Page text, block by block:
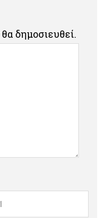
δημοσιευθεί.